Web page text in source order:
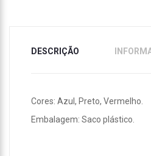
DESCRIÇÃO
Cores: Azul, Preto, Vermelho.
Embalagem: Saco plástico.